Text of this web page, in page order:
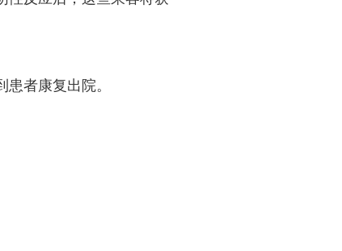
者康复出院。